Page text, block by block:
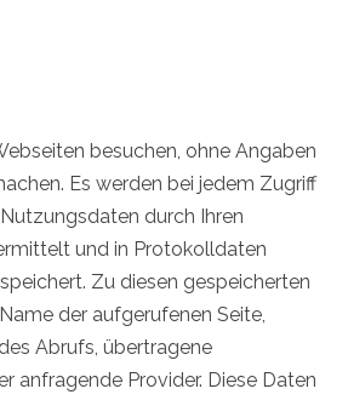
besuchen, ohne Angaben
Es werden bei jedem Zugriff
durch Ihren
und in Protokolldaten
Zu diesen gespeicherten
der aufgerufenen Seite,
Abrufs, übertragene
anfragende Provider. Diese Daten